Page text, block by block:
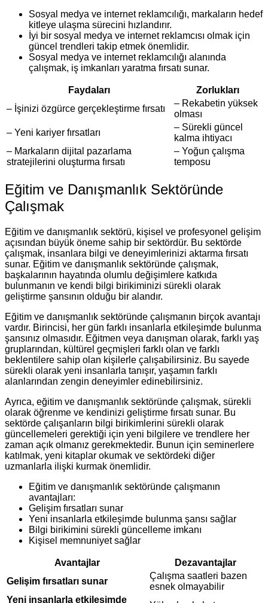
Sosyal medya ve internet reklamcılığı, markaların hedef
kitleye ulaşma sürecini hızlandırır.
İyi bir sosyal medya ve internet reklamcısı olmak için
güncel trendleri takip etmek önemlidir.
Sosyal medya ve internet reklamcılığı alanında
çalışmak, iş imkanları yaratma fırsatı sunar.
Faydaları
Zorlukları
– İşinizi özgürce gerçekleştirme fırsatı
– Rekabetin yüksek
olması
– Yeni kariyer fırsatları
– Sürekli güncel
kalma ihtiyacı
– Markaların dijital pazarlama
stratejilerini oluşturma fırsatı
– Yoğun çalışma
temposu
Eğitim ve Danışmanlık Sektöründe
Çalışmak
Eğitim ve danışmanlık sektörü, kişisel ve profesyonel gelişim
açısından büyük öneme sahip bir sektördür. Bu sektörde
çalışmak, insanlara bilgi ve deneyimlerinizi aktarma fırsatı
sunar. Eğitim ve danışmanlık sektöründe çalışmak,
başkalarının hayatında olumlu değişimlere katkıda
bulunmanın ve kendi bilgi birikiminizi sürekli olarak
geliştirme şansının olduğu bir alandır.
Eğitim ve danışmanlık sektöründe çalışmanın birçok avantajı
vardır. Birincisi, her gün farklı insanlarla etkileşimde bulunma
şansınız olmasıdır. Eğitmen veya danışman olarak, farklı yaş
gruplarından, kültürel geçmişleri farklı olan ve farklı
beklentilere sahip olan kişilerle çalışabilirsiniz. Bu sayede
sürekli olarak yeni insanlarla tanışır, yaşamın farklı
alanlarından zengin deneyimler edinebilirsiniz.
Ayrıca, eğitim ve danışmanlık sektöründe çalışmak, sürekli
olarak öğrenme ve kendinizi geliştirme fırsatı sunar. Bu
sektörde çalışanların bilgi birikimlerini sürekli olarak
güncellemeleri gerektiği için yeni bilgilere ve trendlere her
zaman açık olmanız gerekmektedir. Bunun için seminerlere
katılmak, yeni kitaplar okumak ve sektördeki diğer
uzmanlarla ilişki kurmak önemlidir.
Eğitim ve danışmanlık sektöründe çalışmanın
avantajları:
Gelişim fırsatları sunar
Yeni insanlarla etkileşimde bulunma şansı sağlar
Bilgi birikimini sürekli güncelleme imkanı
Kişisel memnuniyet sağlar
Avantajlar
Dezavantajlar
Gelişim fırsatları sunar
Çalışma saatleri bazen
esnek olmayabilir
Yeni insanlarla etkileşimde